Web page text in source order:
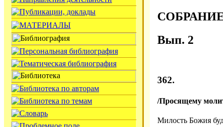
Вып. 2
362.
/Просящему
Милость Божия